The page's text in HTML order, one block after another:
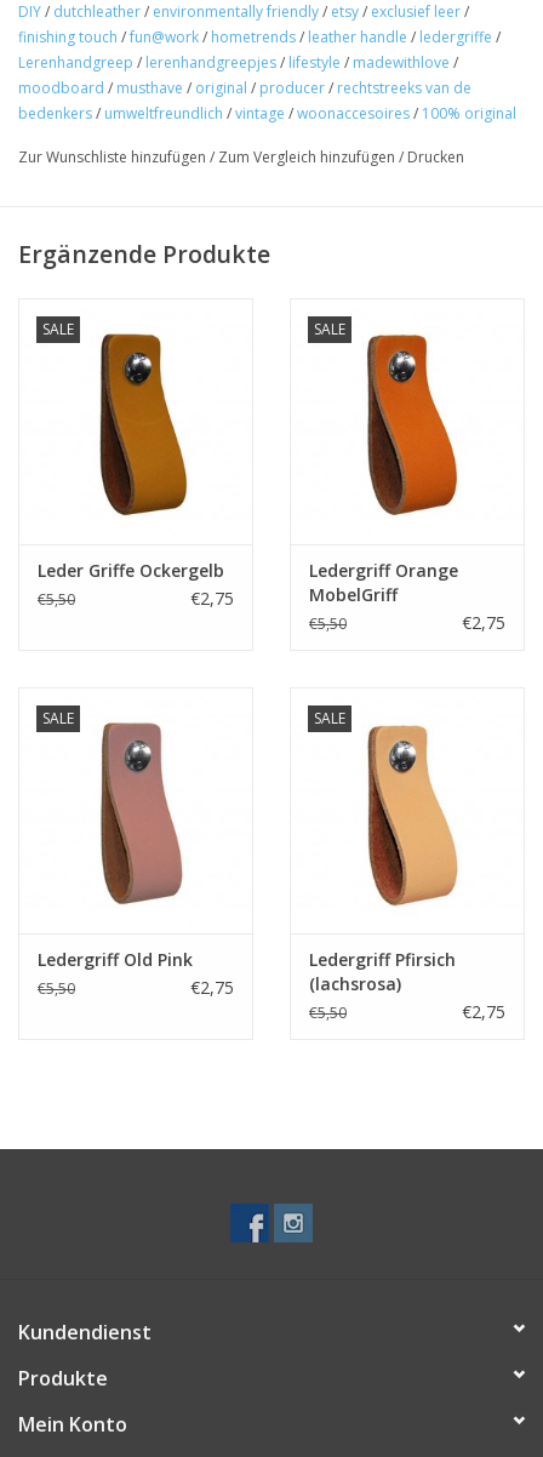
Leder, die einen Vintage-Effekt mit abgerundeten Ecken ergeben.
Handgefertigt in den Niederlanden
Hergestellt in 3 GrÃ¶ÃŸen zu jedem Typ oder Stil MÃ¶bel
Schraube (Schlittenschraube) hat die Größe: 5 mm Durchmesser
x 30 mm (3 cm) Länge, das Quadrat unter dem Kopf soll
Die Ledergriffe kÃ¶nnen auf zwei Arten montiert werden
Bolzen montiert.
Auf Bild 2 sehen Sie die Ledergriffe mit zwei Schrauben montiert.
Abmessungen Griff mit einer Schraube doppelt montiert
GrÃ¶ÃŸe S 3,0 x 7 cm
GrÃ¶ÃŸe M 3,0 x 8 cm
GrÃ¶ÃŸe L 3,0 x 9 cm
GriffmaÃŸe mit zwei Schrauben montiert
XL GrÃ¶ÃŸe 3,0 x 21 cm
Das Leder ist gebÃ¼rstet, und das ergibt einen schÃ¶nen Ton-
in-Ton Farbverlauf
DIY/ dutchleather/ environmentally friendly/ etsy/ exclusief leer/
finishing touch /fun@work/ hometrends/ leather handle / ledergriffe /
Lerenhandgreep / lerenhandgreepjes/ lifestyle / madewithlove /
moodboard / musthave / original / producer/ rechtstreeks van de
bedenkers/ umweltfreundlich /vintage /woonaccesoires/ 100% original
Zur Wunschliste hinzufügen / Zum Vergleich hinzufügen / Drucken
Ergänzende Produkte
SALE
Leder Griffe Ockergelb
€5,50 €2,75
SALE
Ledergriff Orange
MobelGriff
€5,50 €2,75
SALE
Ledergriff Old Pink
€5,50 €2,75
SALE
Ledergriff Pfirsich
(lachsrosa)
€5,50 €2,75
Kundendienst
Produkte
Mein Konto